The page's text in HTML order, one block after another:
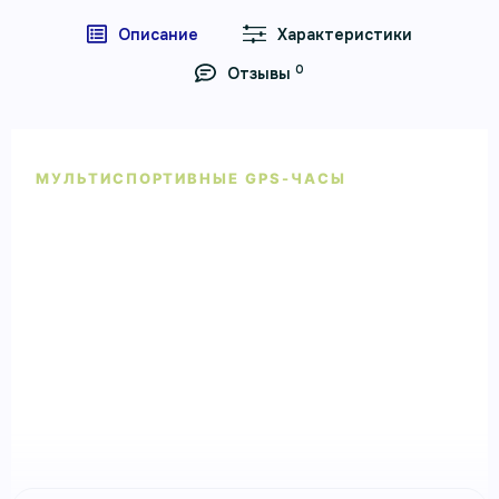
Описание
Характеристики
Отзывы 0
МУЛЬТИСПОРТИВНЫЕ GPS-ЧАСЫ